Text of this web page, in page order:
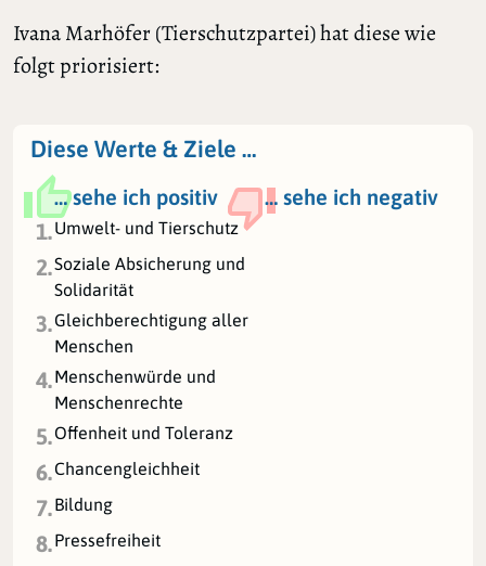
Ivana Marhöfer (Tierschutzpartei) hat diese wie
folgt priorisiert:
Diese Werte & Ziele …
… sehe ich positiv
… sehe ich negativ
1.Umwelt- und Tierschutz
2.Soziale Absicherung und
Solidarität
3.Gleichberechtigung aller
Menschen
4.Menschenwürde und
Menschenrechte
5.Offenheit und Toleranz
6.Chancengleichheit
7.Bildung
8.Pressefreiheit